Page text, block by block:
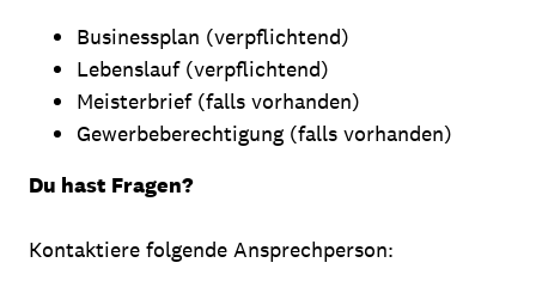
Businessplan (verpflichtend)
Lebenslauf (verpflichtend)
Meisterbrief (falls vorhanden)
Gewerbeberechtigung (falls vorhanden)
Du hast Fragen?
Kontaktiere folgende Ansprechperson: